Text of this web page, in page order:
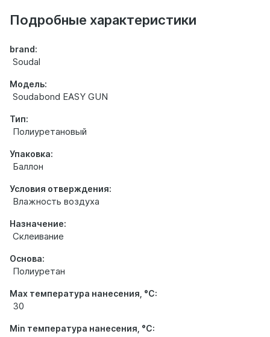
товаре
Подробные характеристики
brand:
Soudal
Модель:
Soudabond EASY GUN
Тип:
Полиуретановый
Упаковка:
Баллон
Условия отверждения:
Влажность воздуха
Назначение:
Склеивание
Основа:
Полиуретан
Max температура нанесения, °С:
30
Min температура нанесения, °С: